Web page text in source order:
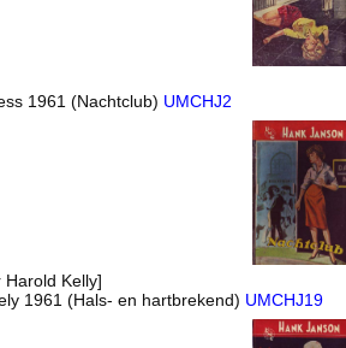
1961 (Nachtclub) UMCHJ2
Kelly]
1961 (Hals- en hartbrekend) UMCHJ19